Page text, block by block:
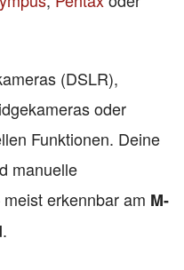
(DSLR),
oder
Funktionen. Deine
manuelle
erkennbar am M-
.